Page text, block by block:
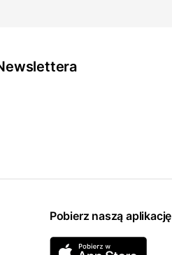
Pobierz naszą aplikację